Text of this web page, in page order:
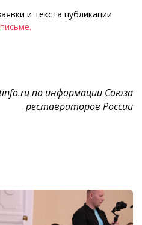
и текста публикации
по информации Союза
реставраторов России